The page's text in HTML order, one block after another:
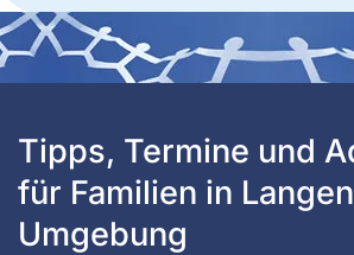
Tipps, Termine und
für Familien in
Umgebung